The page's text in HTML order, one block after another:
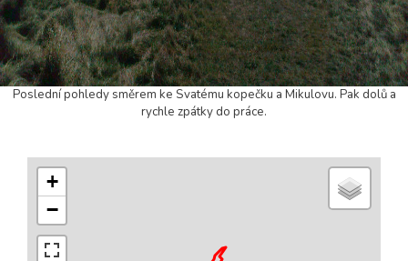
Poslední pohledy směrem ke Svatému kopečku a Mikulovu. Pak dolů a
rychle zpátky do práce.
+
−